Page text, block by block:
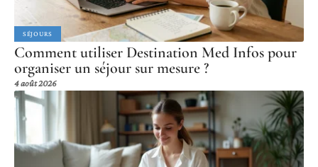
SÉJOURS
Comment utiliser Destination Med Infos pour
organiser un séjour sur mesure ?
4 août 2026